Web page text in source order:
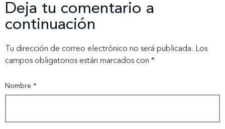
Nuestros clientes
Novedades
Deja tu comentario a
continuación
Tu dirección de correo electrónico no será publicada. Los
campos obligatorios están marcados con *
Nombre *